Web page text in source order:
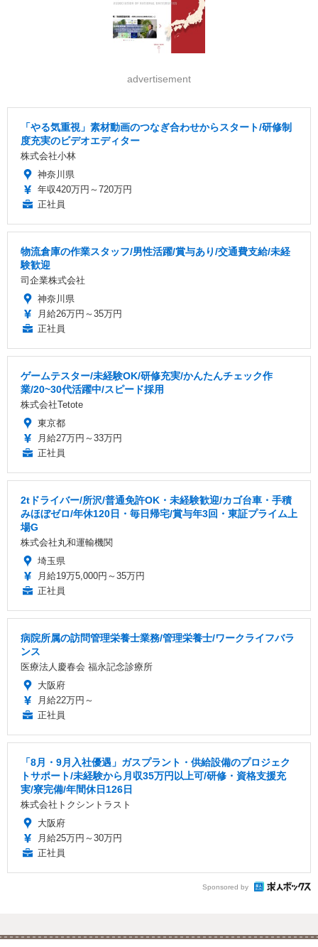
advertisement
「やる気重視」素材動画のつなぎ合わせからスタート/研修制
度充実のビデオエディター
株式会社小林
神奈川県
年収420万円～720万円
正社員
物流倉庫の作業スタッフ/男性活躍/賞与あり/交通費支給/未経
験歓迎
司企業株式会社
神奈川県
月給26万円～35万円
正社員
ゲームテスター/未経験OK/研修充実/かんたんチェック作
業/20~30代活躍中/スピード採用
株式会社Tetote
東京都
月給27万円～33万円
正社員
2tドライバー/所沢/普通免許OK・未経験歓迎/カゴ台車・手積
みほぼゼロ/年休120日・毎日帰宅/賞与年3回・東証プライム上
場G
株式会社丸和運輸機関
埼玉県
月給19万5,000円～35万円
正社員
病院所属の訪問管理栄養士業務/管理栄養士/ワークライフバラ
ンス
医療法人慶春会 福永記念診療所
大阪府
月給22万円～
正社員
「8月・9月入社優遇」ガスプラント・供給設備のプロジェク
トサポート/未経験から月収35万円以上可/研修・資格支援充
実/寮完備/年間休日126日
株式会社トクシントラスト
大阪府
月給25万円～30万円
正社員
Sponsored by